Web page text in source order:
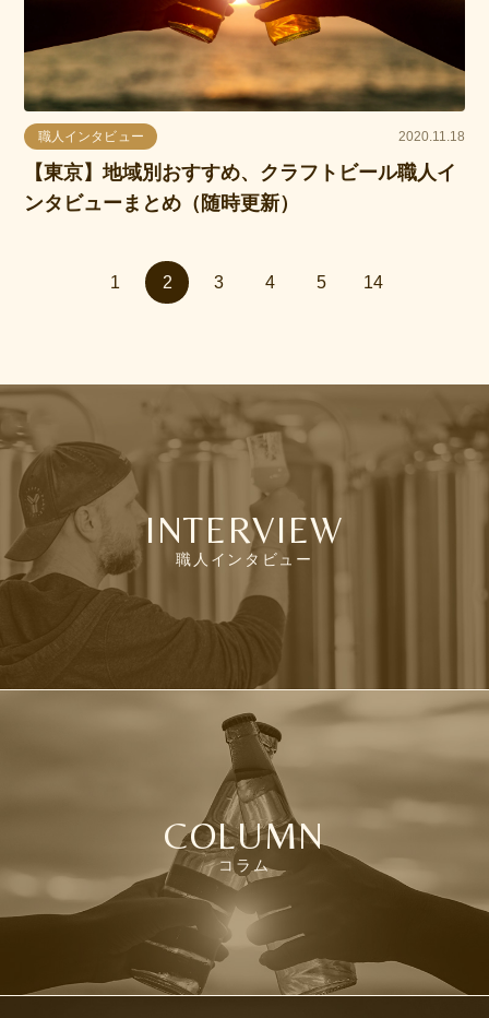
職人インタビュー 2020.11.18
【東京】地域別おすすめ、クラフトビール職人イ
ンタビューまとめ（随時更新）
1 2 3 4 5 14
INTERVIEW
職人インタビュー
COLUMN
コラム